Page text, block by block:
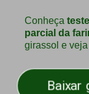
Conheça
parcial da
girassol e
Baixar